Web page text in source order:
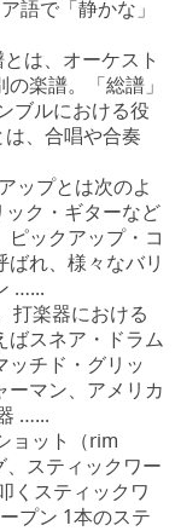
語で「静かな」
は、オーケスト
楽譜。「総譜」
ブルにおける役
、合唱や合奏
ップとは次のよ
ック・ギターなど
ピックアップ・コ
ばれ、様々なバリ
…...
打楽器における
ばスネア・ドラム
ッチド・グリッ
ーマン、アメリカ
…...
ョット（rim
、スティックワー
くスティックワ
プン 1本のステ